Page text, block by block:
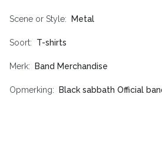
Scene or Style Metal
Soort T-shirts
Merk Band Merchandise
Opmerking Black sabbath Official